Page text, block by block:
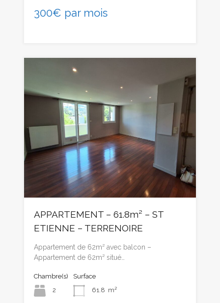
300€ par mois
APPARTEMENT – 61.8m² – ST
ETIENNE – TERRENOIRE
Appartement de 62m² avec balcon –
Appartement de 62m² situé…
Chambre(s)
2
Surface
61.8 m²